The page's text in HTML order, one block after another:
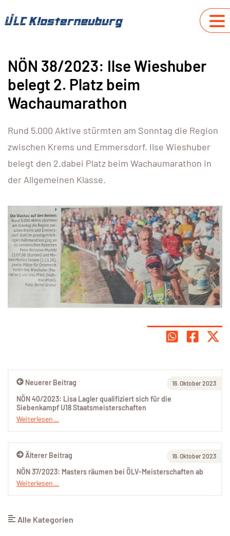
NÖN 38/2023: Ilse Wieshuber
belegt 2. Platz beim
Wachaumarathon
Rund 5.000 Aktive stürmten am Sonntag die Region
zwischen Krems und Emmersdorf. Ilse Wieshuber
belegt den 2.dabei Platz beim Wachaumarathon in
der Allgemeinen Klasse.
Älterer Beitrag 16. Oktober 2023
NÖN 37/2023: Masters räumen bei ÖLV-Meisterschaften ab
Weiterlesen...
Neuerer Beitrag 16. Oktober 2023
NÖN 40/2023: Lisa Lagler qualifiziert sich für die
Siebenkampf U18 Staatsmeisterschaften
Weiterlesen...
Alle Kategorien